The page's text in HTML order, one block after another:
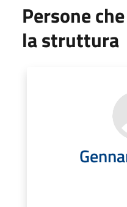
Persone
la struttura